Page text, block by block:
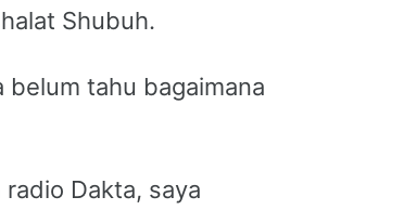
Shubuh.
belum tahu bagaimana
Dakta, saya